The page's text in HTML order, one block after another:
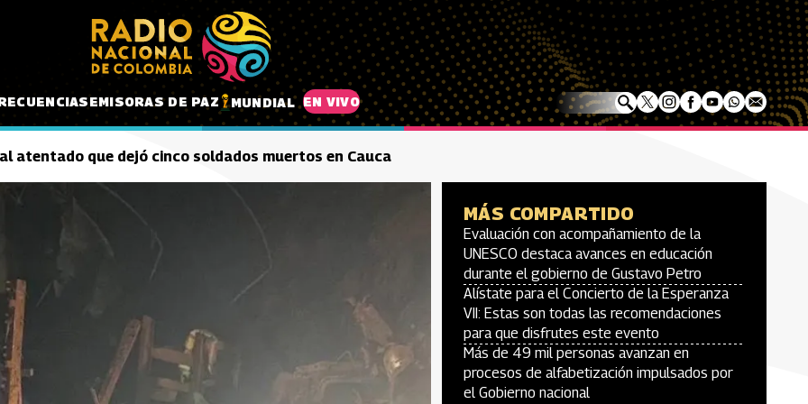
EMISORAS DE PAZ MUNDIAL EN VIVO
atentado que dejó cinco soldados muertos en Cauca
MÁS COMPARTIDO
Evaluación con acompañamiento de la
UNESCO destaca avances en educación
durante el gobierno de Gustavo Petro
Alístate para el Concierto de la Esperanza
VII: Estas son todas las recomendaciones
para que disfrutes este evento
Más de 49 mil personas avanzan en
procesos de alfabetización impulsados por
el Gobierno nacional